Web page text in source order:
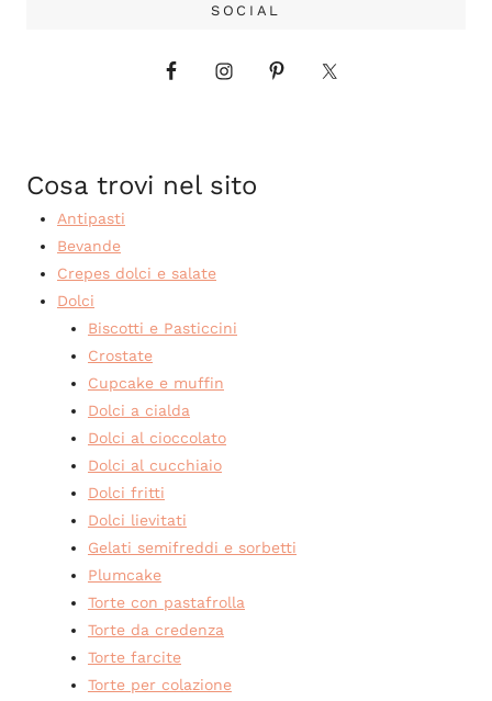
SOCIAL
Cosa trovi nel sito
Antipasti
Bevande
Crepes dolci e salate
Dolci
Biscotti e Pasticcini
Crostate
Cupcake e muffin
Dolci a cialda
Dolci al cioccolato
Dolci al cucchiaio
Dolci fritti
Dolci lievitati
Gelati semifreddi e sorbetti
Plumcake
Torte con pastafrolla
Torte da credenza
Torte farcite
Torte per colazione